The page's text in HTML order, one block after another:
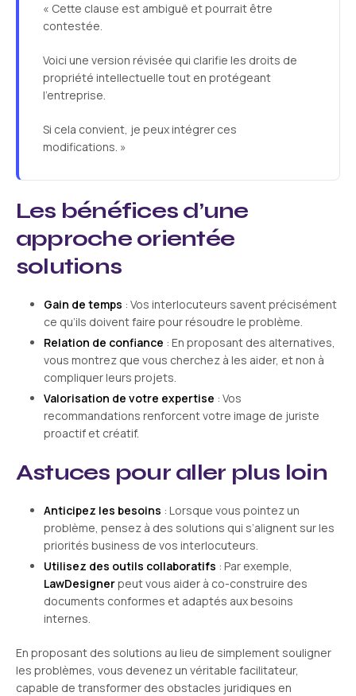
« Cette clause est ambiguë et pourrait être
contestée.
Voici une version révisée qui clarifie les droits de
propriété intellectuelle tout en protégeant
l’entreprise.
Si cela convient, je peux intégrer ces
modifications. »
Les bénéfices d’une
approche orientée
solutions
Gain de temps : Vos interlocuteurs savent précisément
ce qu’ils doivent faire pour résoudre le problème.
Relation de confiance : En proposant des alternatives,
vous montrez que vous cherchez à les aider, et non à
compliquer leurs projets.
Valorisation de votre expertise : Vos
recommandations renforcent votre image de juriste
proactif et créatif.
Astuces pour aller plus loin
Anticipez les besoins : Lorsque vous pointez un
problème, pensez à des solutions qui s’alignent sur les
priorités business de vos interlocuteurs.
Utilisez des outils collaboratifs : Par exemple,
LawDesignerpeut vous aider à co-construire des
documents conformes et adaptés aux besoins
internes.
En proposant des solutions au lieu de simplement souligner
les problèmes, vous devenez un véritable facilitateur,
capable de transformer des obstacles juridiques en